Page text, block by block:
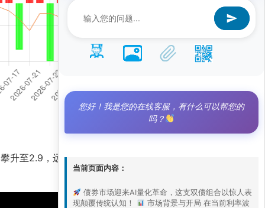
升至2.9，远超基准净值的2.5。这一表现不仅
您好！我是您的在线客服，有什么可以帮您的
吗？
当前页面内容：
债券市场迎来AI量化革命，这支双债组合以惊人表
现颠覆传统认知！
市场背景与开局 在当前利率波